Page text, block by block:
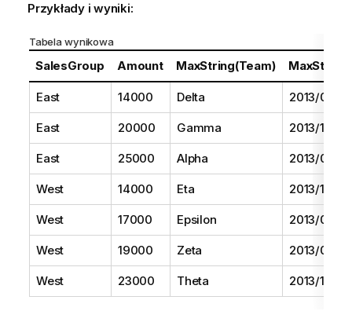
Przykłady i wyniki:
Tabela wynikowa
SalesGroup Amount MaxString(Team)
East 14000 Delta 2013/08/01
East 20000 Gamma 2013/11/01
East 25000 Alpha 2013/07/01
West 14000 Eta 2013/10/01
West 17000 Epsilon 2013/09/01
West 19000 Zeta 2013/06/01
West 23000 Theta 2013/12/01